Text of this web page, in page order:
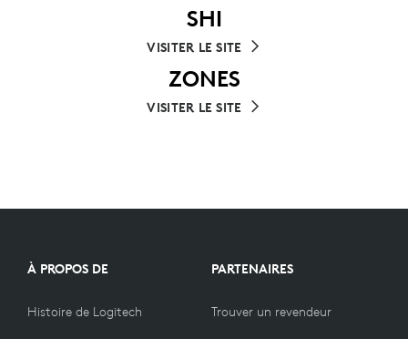
SHI
VISITER LE SITE
ZONES
VISITER LE SITE
À PROPOS DE
Histoire de Logitech
PARTENAIRES
Trouver un revendeur